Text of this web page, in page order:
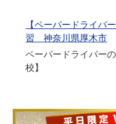
【ペーパードライバ
習 神奈川県厚木市
ペーパードライバー
校】